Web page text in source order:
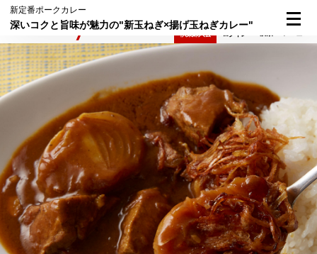
新定番ポークカレー
深いコクと旨味が魅力の"新玉ねぎ×揚げ玉ねぎカレー"